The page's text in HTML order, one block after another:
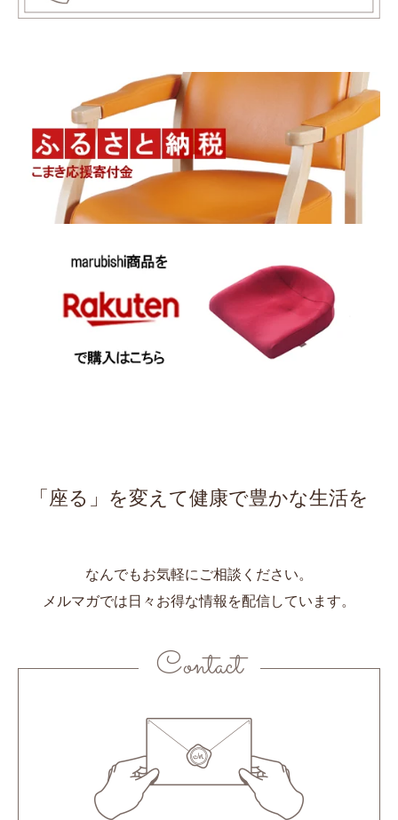
「座る」を変えて健康で豊かな生活を
なんでもお気軽にご相談ください。
メルマガでは日々お得な情報を配信しています。
Contact